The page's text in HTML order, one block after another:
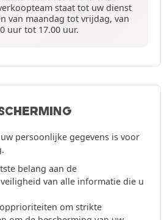
staat tot uw dienst
van maandag tot vrijdag, van
uur tot 17.00 uur.
persoonlijke gegevens is voor
belang aan de
van alle informatie die u
om strikte